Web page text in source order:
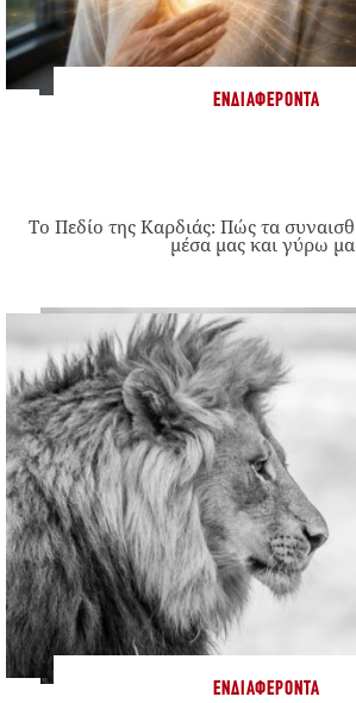
ΕΝΔΙΑΦΈΡΟΝΤΑ
Το Πεδίο της Καρδιάς: Πώς τα
μέσα μας και γύρω
ΕΝΔΙΑΦΈΡΟΝΤΑ